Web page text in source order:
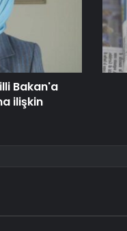
Bakan'a
ilişkin